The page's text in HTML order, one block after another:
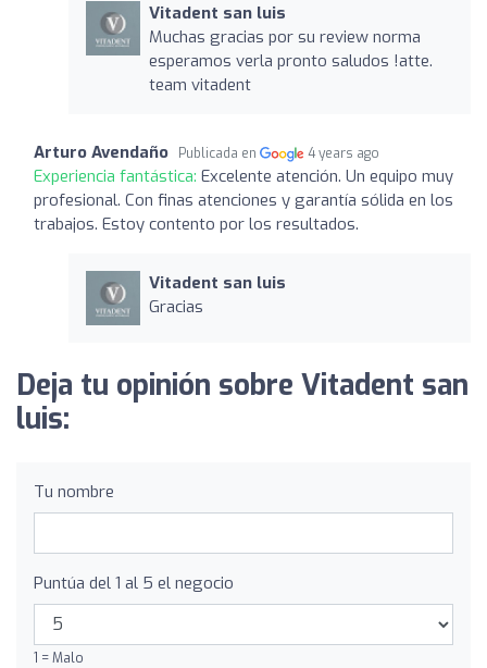
Vitadent san luis
Muchas gracias por su review norma
esperamos verla pronto saludos !atte.
team vitadent
Arturo Avendaño Publicada en 4 years ago
Experiencia fantástica: Excelente atención. Un equipo muy
profesional. Con finas atenciones y garantía sólida en los
trabajos. Estoy contento por los resultados.
Vitadent san luis
Gracias
Deja tu opinión sobre Vitadent san
luis:
Tu nombre
Puntúa del 1 al 5 el negocio
1 = Malo